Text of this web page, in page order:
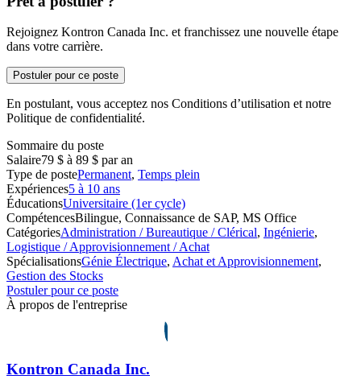
Rejoignez Kontron Canada Inc. et franchissez une nouvelle étape
dans votre carrière.
Postuler pour ce poste
En postulant, vous acceptez nos Conditions d’utilisation et notre
Politique de confidentialité.
Sommaire du poste
Salaire79 $ à 89 $ par an
Type de postePermanent, Temps plein
Expériences5 à 10 ans
ÉducationsUniversitaire (1er cycle)
CompétencesBilingue, Connaissance de SAP, MS Office
CatégoriesAdministration / Bureautique / Clérical, Ingénierie,
Logistique / Approvisionnement / Achat
SpécialisationsGénie Électrique, Achat et Approvisionnement,
Gestion des Stocks
Postuler pour ce poste
À propos de l'entreprise
Kontron Canada Inc.